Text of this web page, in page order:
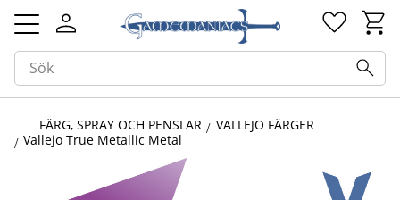
Meny
FÄRG, SPRAY OCH PENSLAR
VALLEJO FÄRGER
Vallejo True Metallic Metal